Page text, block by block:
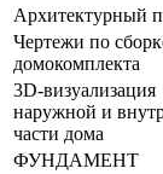
Архитектурный
Чертежи по
домокомплекта
3D-визуализация
наружной и
части дома
ФУНДАМЕНТ